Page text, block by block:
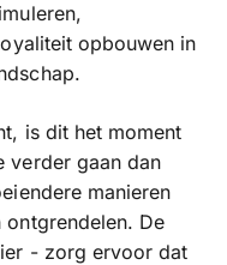
opbouwen in
is dit het moment
verder gaan dan
manieren
De
- zorg ervoor dat